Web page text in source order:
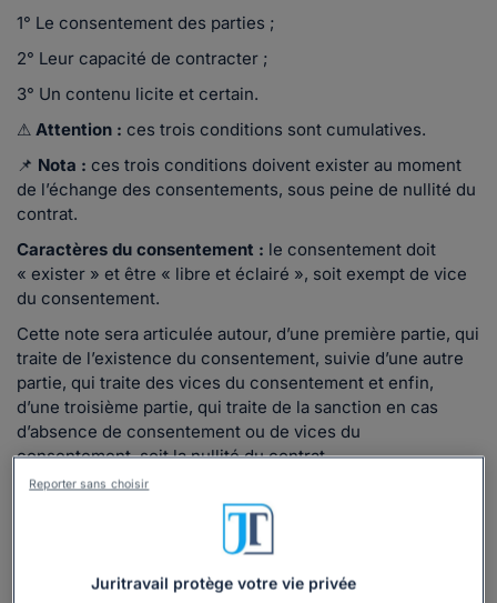
1° Le consentement des parties ;
2° Leur capacité de contracter ;
3° Un contenu licite et certain.
⚠ Attention : ces trois conditions sont cumulatives.
📌 Nota : ces trois conditions doivent exister au moment
de l’échange des consentements, sous peine de nullité du
contrat.
Caractères du consentement : le consentement doit
« exister » et être « libre et éclairé », soit exempt de vice
du consentement.
Cette note sera articulée autour, d’une première partie, qui
traite de l’existence du consentement, suivie d’une autre
partie, qui traite des vices du consentement et enfin,
d’une troisième partie, qui traite de la sanction en cas
d’absence de consentement ou de vices du
consentement, soit la nullité du contrat.
Le consentement doit exister
Le contrat ne peut être valablement conclu, que si la partie
qui exprime son consentement dispose des qualités
requises, afin d’être en mesure d’exprimer un
Juritravail protège votre vie privée
Reporter sans choisir